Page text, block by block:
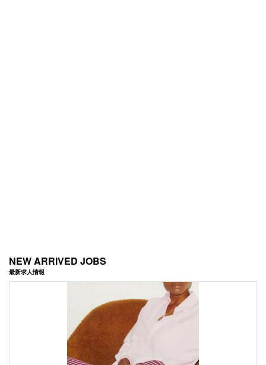
NEW ARRIVED JOBS
最新求人情報